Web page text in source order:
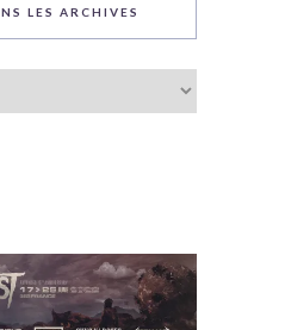
LES ARCHIVES